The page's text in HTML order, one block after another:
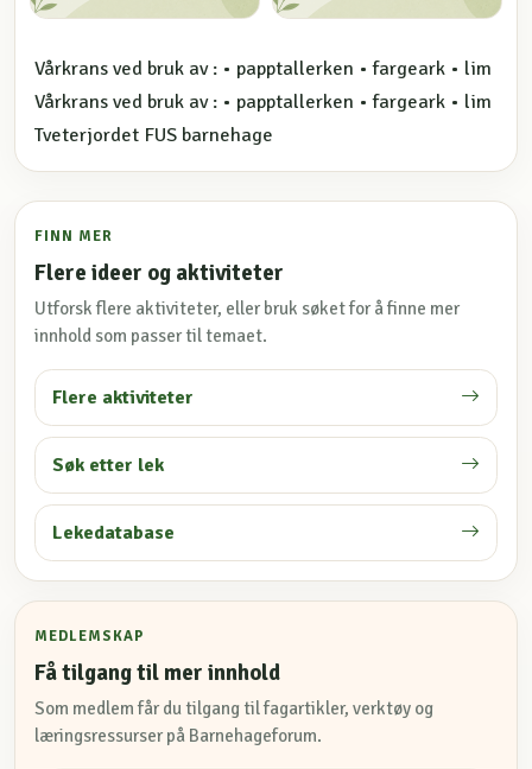
Vårkrans ved bruk av : • papptallerken • fargeark • lim
Vårkrans ved bruk av : • papptallerken • fargeark • lim
Tveterjordet FUS barnehage
FINN MER
Flere ideer og aktiviteter
Utforsk flere aktiviteter, eller bruk søket for å finne mer
innhold som passer til temaet.
Flere aktiviteter
Søk etter lek
Lekedatabase
MEDLEMSKAP
Få tilgang til mer innhold
Som medlem får du tilgang til fagartikler, verktøy og
læringsressurser på Barnehageforum.